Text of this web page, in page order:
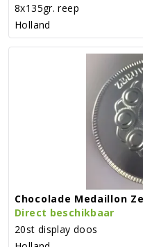
8x135gr. reep
Holland
Chocolade Medaillon
Direct beschikbaar
20st display doos